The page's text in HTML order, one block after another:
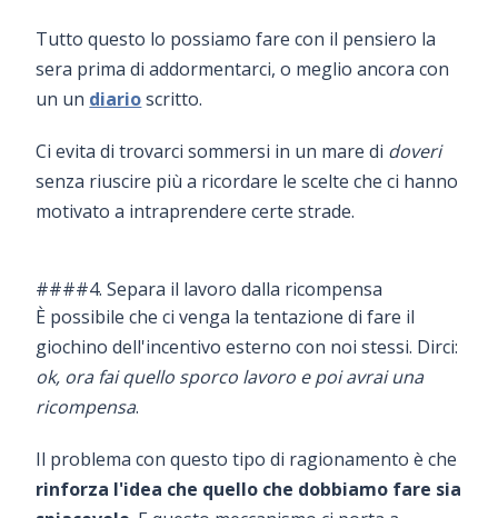
Tutto questo lo possiamo fare con il pensiero la
sera prima di addormentarci, o meglio ancora con
un un diarioscritto.
Ci evita di trovarci sommersi in un mare di doveri
senza riuscire più a ricordare le scelte che ci hanno
motivato a intraprendere certe strade.
####4. Separa il lavoro dalla ricompensa
È possibile che ci venga la tentazione di fare il
giochino dell'incentivo esterno con noi stessi. Dirci:
ok, ora fai quello sporco lavoro e poi avrai una
ricompensa.
Il problema con questo tipo di ragionamento è che
rinforza l'idea che quello che dobbiamo fare sia